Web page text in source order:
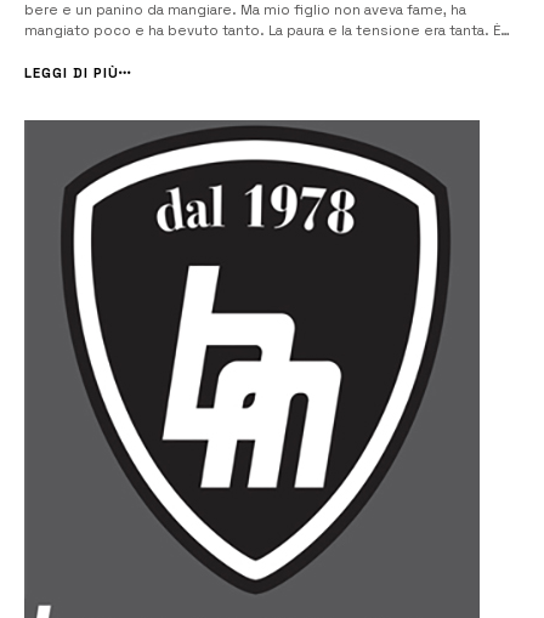
bere e un panino da mangiare. Ma mio figlio non aveva fame, ha
mangiato poco e ha bevuto tanto. La paura e la tensione era tanta. È
[…]
LEGGI DI PIÙ